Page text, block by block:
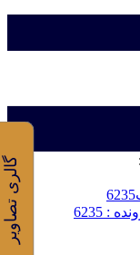
6235
گالری تصاویر